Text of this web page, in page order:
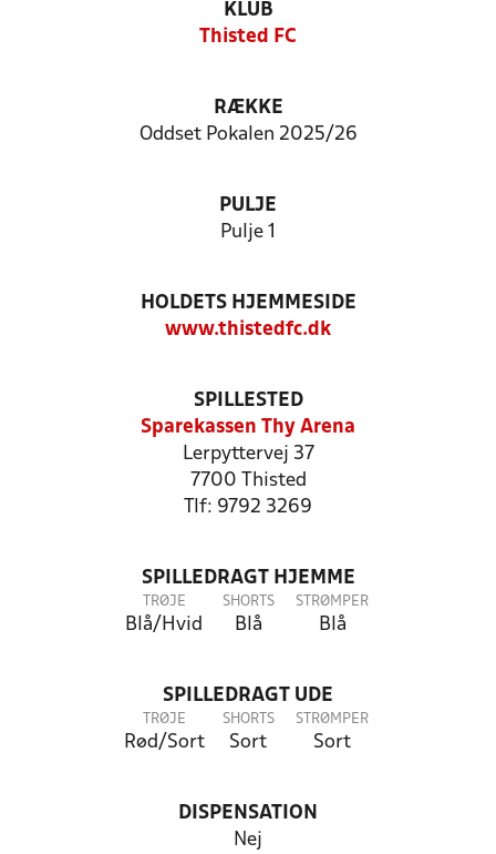
KLUB
Thisted FC
RÆKKE
Oddset Pokalen 2025/26
PULJE
Pulje 1
HOLDETS HJEMMESIDE
www.thistedfc.dk
SPILLESTED
Sparekassen Thy Arena
Lerpyttervej 37
7700 Thisted
Tlf: 9792 3269
SPILLEDRAGT HJEMME
TRØJE
Blå/Hvid
SHORTS
Blå
STRØMPER
Blå
SPILLEDRAGT UDE
TRØJE
Rød/Sort
SHORTS
Sort
STRØMPER
Sort
DISPENSATION
Nej